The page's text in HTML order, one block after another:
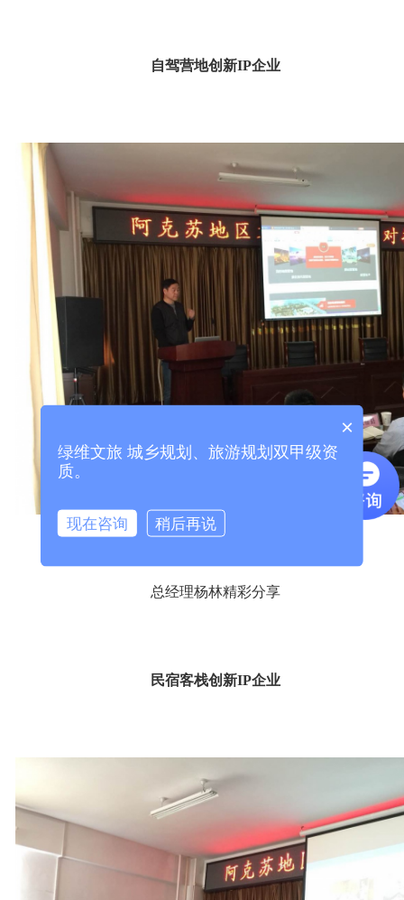
自驾营地创新IP企业
总经理杨林精彩分享
民宿客栈创新IP企业
×
绿维文旅 城乡规划、旅游规划双甲级资
质。
现在咨询 稍后再说